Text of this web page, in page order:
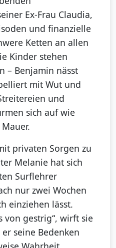
Ex-Frau Claudia,
und finanzielle
Ketten an allen
Kinder stehen
– Benjamin nässt
mit Wut und
und
sich auf wie
privaten Sorgen zu
Melanie hat sich
Surflehrer
nur zwei Wochen
einziehen lässt.
von gestrig“, wirft sie
seine Bedenken